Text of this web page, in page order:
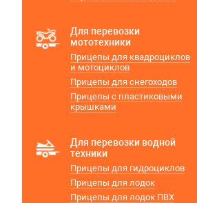
Для перевозки
мототехники
Прицепы для квадроциклов
и мотоциклов
Прицепы для снегоходов
Прицепы с пластиковыми
крышками
Для перевозки водной
техники
Прицепы для гидроциклов
Прицепы для лодок
Прицепы для лодок ПВХ